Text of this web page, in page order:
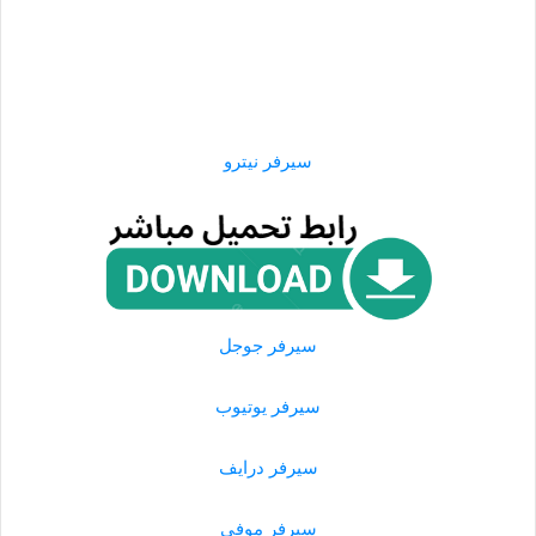
سيرفر نيترو
سيرفر جوجل
سيرفر يوتيوب
سيرفر درايف
سيرفر موفي